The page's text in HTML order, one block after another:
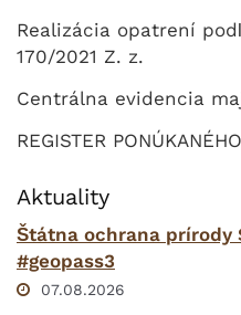
Realizácia opatrení
170/2021 Z. z.
Centrálna evidencia
REGISTER
Aktuality
Štátna ochrana prírody
#geopass3
07.08.2026